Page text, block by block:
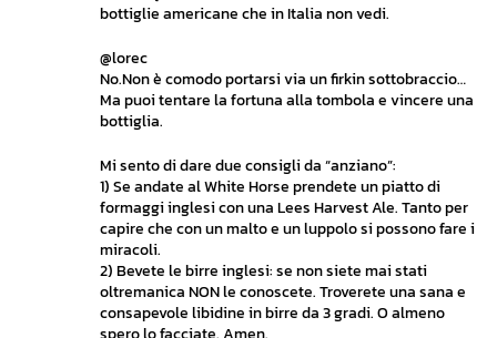
bottiglie americane che in Italia non vedi.
@lorec
No.Non è comodo portarsi via un firkin sottobraccio…
Ma puoi tentare la fortuna alla tombola e vincere una
bottiglia.
Mi sento di dare due consigli da “anziano”:
1) Se andate al White Horse prendete un piatto di
formaggi inglesi con una Lees Harvest Ale. Tanto per
capire che con un malto e un luppolo si possono fare i
miracoli.
2) Bevete le birre inglesi: se non siete mai stati
oltremanica NON le conoscete. Troverete una sana e
consapevole libidine in birre da 3 gradi. O almeno